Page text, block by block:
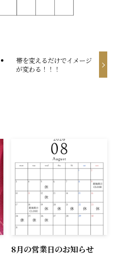
帯を変えるだけでイメージ
が変わる！！！
8月の営業日のお知らせ